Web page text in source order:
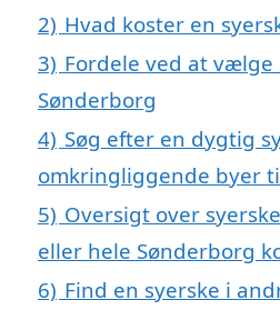
2) Hvad koster en
3) Fordele ved at vælge
Sønderborg
4) Søg efter en dygtig
omkringliggende byer
5) Oversigt over
eller hele Sønderborg
6) Find en syerske i